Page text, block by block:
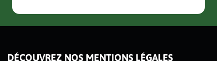
DÉCOUVREZ NOS MENTIONS LÉGALES